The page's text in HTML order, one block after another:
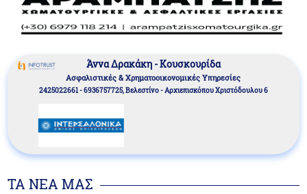
Άννα Δρακάκη - Κουσκουρίδα
Aσφαλιστικές & Χρηματοοικονομικές Υπηρεσίες
2425022661 - 6936757725, Βελεστίνο - Αρχιεπισκόπου Χριστόδουλου 6
ΤΑ ΝΕΑ ΜΑΣ